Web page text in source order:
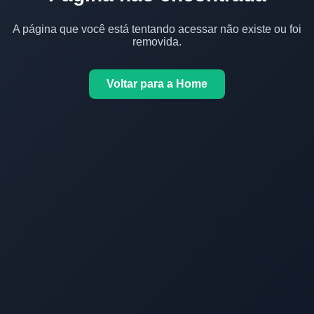
A página que você está tentando acessar não existe ou foi
removida.
Voltar para a Home